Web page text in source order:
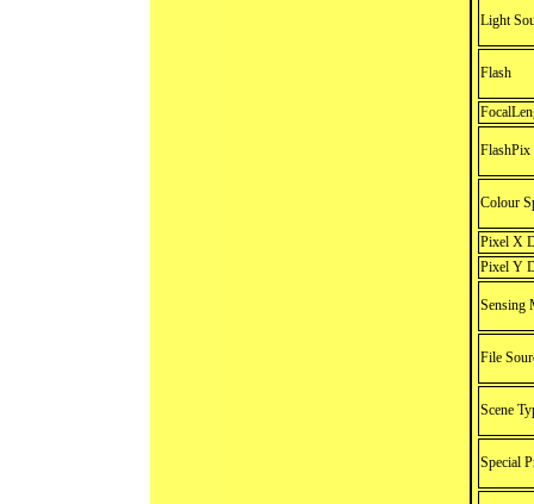
Light
Flash
FlashPix
Colour
Pixel X
Pixel Y
Sensing
File
Scene
Special